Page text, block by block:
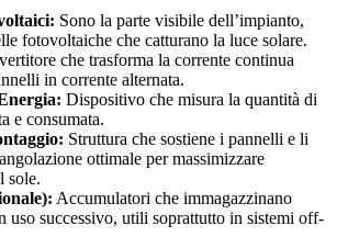
Sono la parte visibile dell’impianto,
fotovoltaiche che catturano la luce solare.
che trasforma la corrente continua
in corrente alternata.
Dispositivo che misura la quantità di
e consumata.
Struttura che sostiene i pannelli e li
ottimale per massimizzare
sole.
Accumulatori che immagazzinano
uso successivo, utili soprattutto in sistemi off-